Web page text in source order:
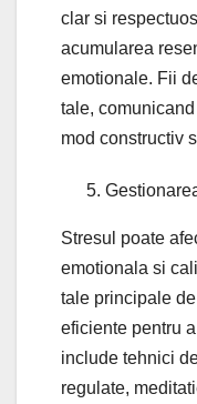
clar si
acumularea
emotionale. Fii
tale,
mod constructiv
Stresul poate
emotionala si
tale principale
eficiente pentru
include tehnici
regulate,